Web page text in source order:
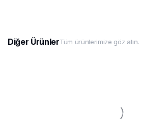
Diğer ÜrünlerTüm ürünlerimize göz atın.